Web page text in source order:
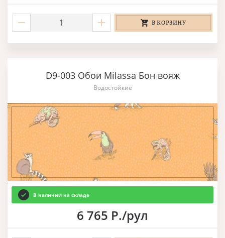
В КОРЗИНУ
D9-003 Обои Milassa Бон вояж
Водостойкие
В наличии на складе
6 765 Р./рул